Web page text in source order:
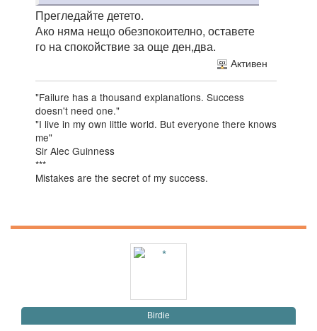
Прегледайте детето.
Ако няма нещо обезпокоително, оставете
го на спокойствие за още ден,два.
Активен
"Failure has a thousand explanations. Success
doesn't need one."
"I live in my own little world. But everyone there knows
me"
Sir Alec Guinness
***
Mistakes are the secret of my success.
Birdie